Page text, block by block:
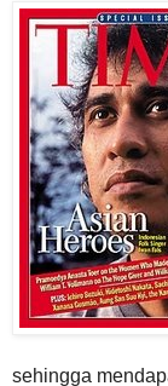
sehingga